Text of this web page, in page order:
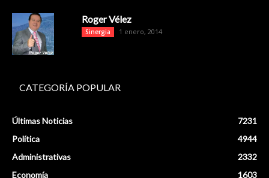
Roger Vélez
Sinergia 1 enero, 2014
CATEGORÍA POPULAR
Últimas Noticias
7231
Política
4944
Administrativas
2332
Economía
1603